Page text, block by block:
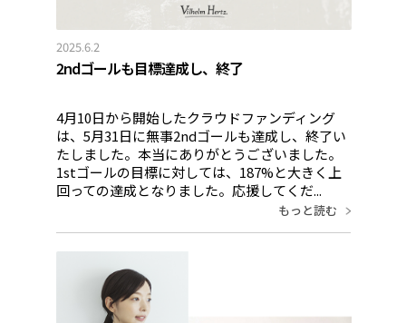
2025.6.2
2ndゴールも目標達成し、終了
4月10日から開始したクラウドファンディング
は、5月31日に無事2ndゴールも達成し、終了い
たしました。本当にありがとうございました。
1stゴールの目標に対しては、187%と大きく上
回っての達成となりました。応援してくだ...
もっと読む